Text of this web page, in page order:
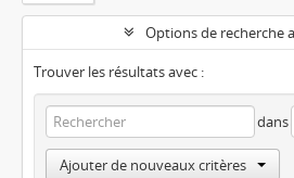
Options de recherche
Trouver les résultats avec :
dans
Ajouter de nouveaux critères